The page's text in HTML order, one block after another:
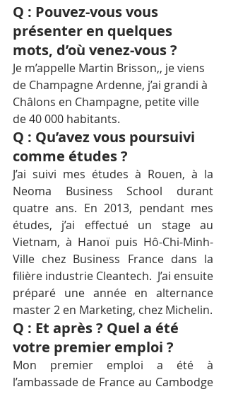
Q : Pouvez-vous vous
présenter en quelques
mots, d’où venez-vous ?
Je m’appelle Martin Brisson,, je viens
de Champagne Ardenne, j’ai grandi à
Châlons en Champagne, petite ville
de 40 000 habitants.
Q : Qu’avez vous poursuivi
comme études ?
J’ai suivi mes études à Rouen, à la
Neoma Business School durant
quatre ans. En 2013, pendant mes
études, j’ai effectué un stage au
Vietnam, à Hanoï puis Hô-Chi-Minh-
Ville chez Business France dans la
filière industrie Cleantech.  J’ai ensuite
préparé une année en alternance
master 2 en Marketing, chez Michelin.
Q : Et après ? Quel a été
votre premier emploi ?
Mon premier emploi a été à
l’ambassade de France au Cambodge